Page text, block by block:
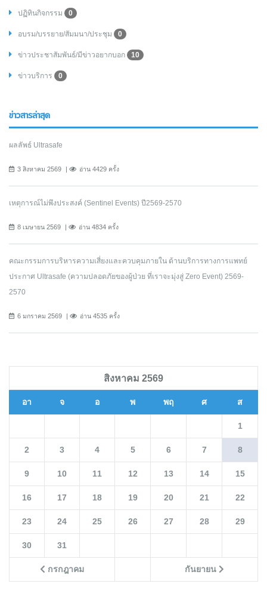
ปฏิทินกิจกรรม 0
อบรม/บรรยาย/สัมมนา/ประชุม 0
ข่าวประชาสัมพันธ์/มีข่าวอยากบอก 10
ข่าวบริการ 0
ข่าวสารล่าสุด
ผลลัพธ์ Ultrasafe
3 สิงหาคม 2569 อ่าน 4429 ครั้ง
เหตุการณ์ไม่พึงประสงค์ (Sentinel Events) ปี2569-2570
8 เมษายน 2569 อ่าน 4834 ครั้ง
คณะกรรมการบริหารความเสี่ยงและควบคุมภายใน ด้านบริการทางการแพทย์
ประกาศ Ultrasafe (ความปลอดภัยของผู้ป่วย ที่เราจะมุ่งสู่ Zero Event) 2569-
2570
6 มกราคม 2569 อ่าน 4535 ครั้ง
สิงหาคม 2569
อา จ อ พ พฤ ศ ส
กรกฎาคม กันยายน
1
2 3 4 5 6 7 8
9 10 11 12 13 14 15
16 17 18 19 20 21 22
23 24 25 26 27 28 29
30 31